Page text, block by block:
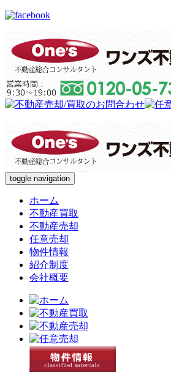
toggle navigation
ホーム
不動産買取
不動産売却
任意売却
物件情報
紹介制度
会社概要